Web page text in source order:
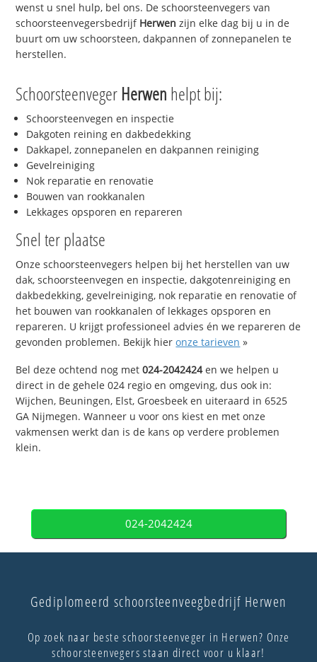
wenst u snel hulp, bel ons. De schoorsteenvegers van
schoorsteenvegersbedrijf Herwen zijn elke dag bij u in de
buurt om uw schoorsteen, dakpannen of zonnepanelen te
herstellen.
Schoorsteenveger Herwen helpt bij:
Schoorsteenvegen en inspectie
Dakgoten reining en dakbedekking
Dakkapel, zonnepanelen en dakpannen reiniging
Gevelreiniging
Nok reparatie en renovatie
Bouwen van rookkanalen
Lekkages opsporen en repareren
Snel ter plaatse
Onze schoorsteenvegers helpen bij het herstellen van uw
dak, schoorsteenvegen en inspectie, dakgotenreiniging en
dakbedekking, gevelreiniging, nok reparatie en renovatie of
het bouwen van rookkanalen of lekkages opsporen en
repareren. U krijgt professioneel advies én we repareren de
gevonden problemen. Bekijk hieronze tarieven »
Bel deze ochtend nog met024-2042424en we helpen u
direct in de gehele 024 regio en omgeving, dus ook in:
Wijchen, Beuningen, Elst, Groesbeek en uiteraard in 6525
GA Nijmegen. Wanneer u voor ons kiest en met onze
vakmensen werkt dan is de kans op verdere problemen
klein.
024-2042424
Gediplomeerd schoorsteenveegbedrijf Herwen
Op zoek naar beste schoorsteenveger in Herwen? Onze
schoorsteenvegers staan direct voor u klaar!